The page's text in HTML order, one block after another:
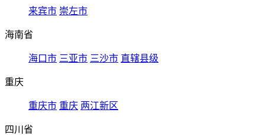
来宾市 崇左市
海南省
海口市 三亚市 三沙市 直辖县级
重庆
重庆市 重庆 两江新区
四川省